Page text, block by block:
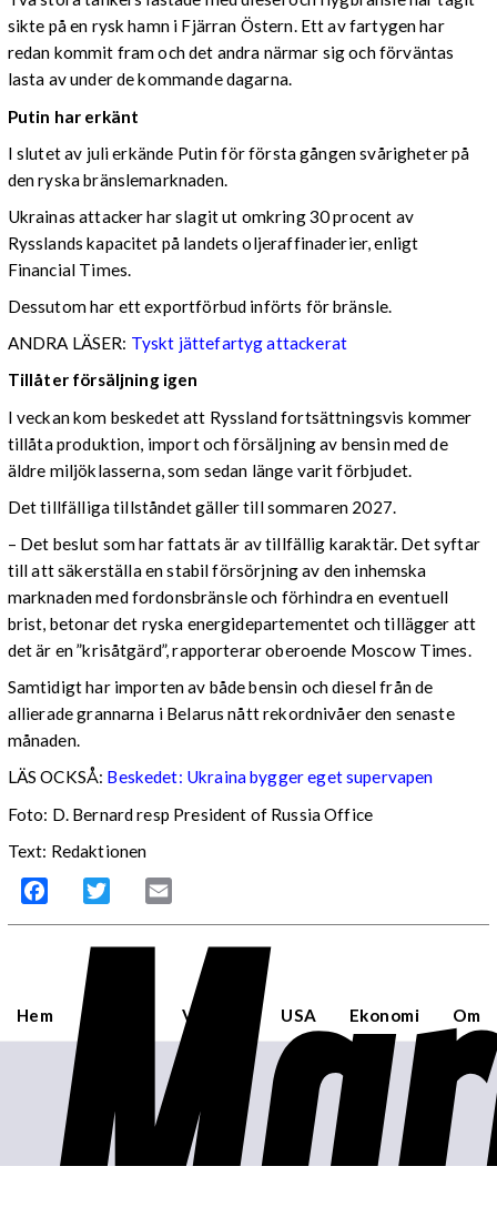
sikte på en rysk hamn i Fjärran Östern. Ett av fartygen har
redan kommit fram och det andra närmar sig och förväntas
lasta av under de kommande dagarna.
Putin har erkänt
I slutet av juli erkände Putin för första gången svårigheter på
den ryska bränslemarknaden.
Ukrainas attacker har slagit ut omkring 30 procent av
Rysslands kapacitet på landets oljeraffinaderier, enligt
Financial Times.
Dessutom har ett exportförbud införts för bränsle.
ANDRA LÄSER: Tyskt jättefartyg attackerat
Tillåter försäljning igen
I veckan kom beskedet att Ryssland fortsättningsvis kommer
tillåta produktion, import och försäljning av bensin med de
äldre miljöklasserna, som sedan länge varit förbjudet.
Det tillfälliga tillståndet gäller till sommaren 2027.
– Det beslut som har fattats är av tillfällig karaktär. Det syftar
till att säkerställa en stabil försörjning av den inhemska
marknaden med fordonsbränsle och förhindra en eventuell
brist, betonar det ryska energidepartementet och tillägger att
det är en ”krisåtgärd”, rapporterar oberoende Moscow Times.
Samtidigt har importen av både bensin och diesel från de
allierade grannarna i Belarus nått rekordnivåer den senaste
månaden.
LÄS OCKSÅ: Beskedet: Ukraina bygger eget supervapen
Foto: D. Bernard resp President of Russia Office
Text: Redaktionen
Facebook Twitter
Hem Världen USA Ekonomi Om